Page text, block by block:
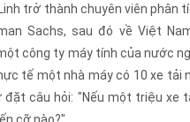
trở thành chuyên viên phân
Sachs, sau đó về Việt
công ty máy tính của nước
tế một nhà máy có 10 xe tải
đặt câu hỏi: "Nếu một triệu xe